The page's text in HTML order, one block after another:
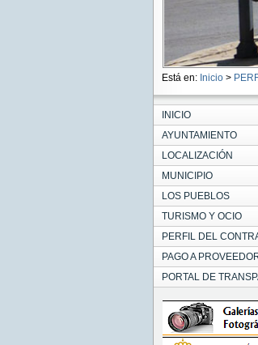
Está en: Inicio >
INICIO
AYUNTAMIENTO
LOCALIZACIÓN
MUNICIPIO
LOS PUEBLOS
TURISMO Y OCIO
PERFIL DEL
PAGO A
PORTAL DE